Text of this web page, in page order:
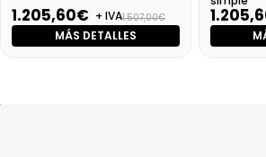
1.205,60€ + IVA1.507,00€
MÁS DETALLES